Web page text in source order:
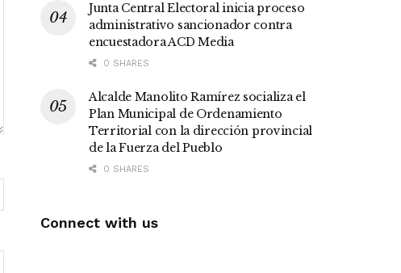
Junta Central Electoral inicia proceso
administrativo sancionador contra
encuestadora ACD Media
0 SHARES
Alcalde Manolito Ramírez socializa el
Plan Municipal de Ordenamiento
Territorial con la dirección provincial
de la Fuerza del Pueblo
0 SHARES
Connect with us